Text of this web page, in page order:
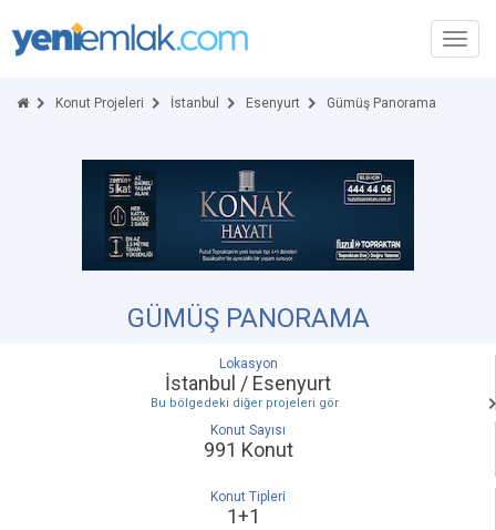
Konut Projeleri İstanbul Esenyurt Gümüş Panorama
GÜMÜŞ PANORAMA
Lokasyon
İstanbul / Esenyurt
Bu bölgedeki diğer projeleri gör
Konut Sayısı
991 Konut
Konut Tipleri
1+1